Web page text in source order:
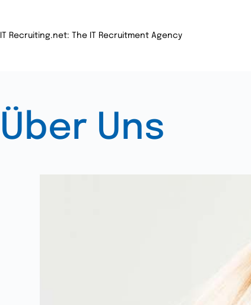
IT Recruiting.net: The IT Recruitment Agency
Über Uns